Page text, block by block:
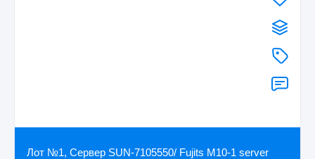
Лот №1, Сервер SUN-7105550/ Fujits M10-1 server